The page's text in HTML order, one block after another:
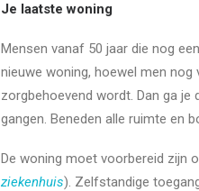
Je laatste woning
Mensen vanaf 50 jaar die nog
nieuwe woning, hoewel men
zorgbehoevend wordt. Dan ga je
gangen. Beneden alle ruimte en
De woning moet voorbereid zijn
ziekenhuis). Zelfstandige